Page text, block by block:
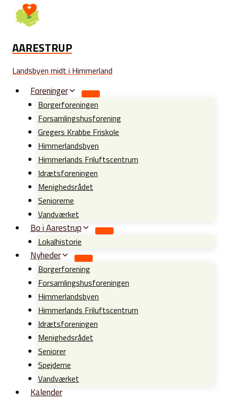
Fortsæt
AARESTRUP
Landsbyen midt i Himmerland
Foreninger
Borgerforeningen
Forsamlingshusforening
Gregers Krabbe Friskole
Himmerlandsbyen
Himmerlands Friluftscentrum
Idrætsforeningen
Menighedsrådet
Seniorerne
Vandværket
Bo i Aarestrup
Lokalhistorie
Nyheder
Borgerforening
Forsamlingshusforeningen
Himmerlandsbyen
Himmerlands Friluftscentrum
Idrætsforeningen
Menighedsrådet
Seniorer
Spejderne
Vandværket
Kalender